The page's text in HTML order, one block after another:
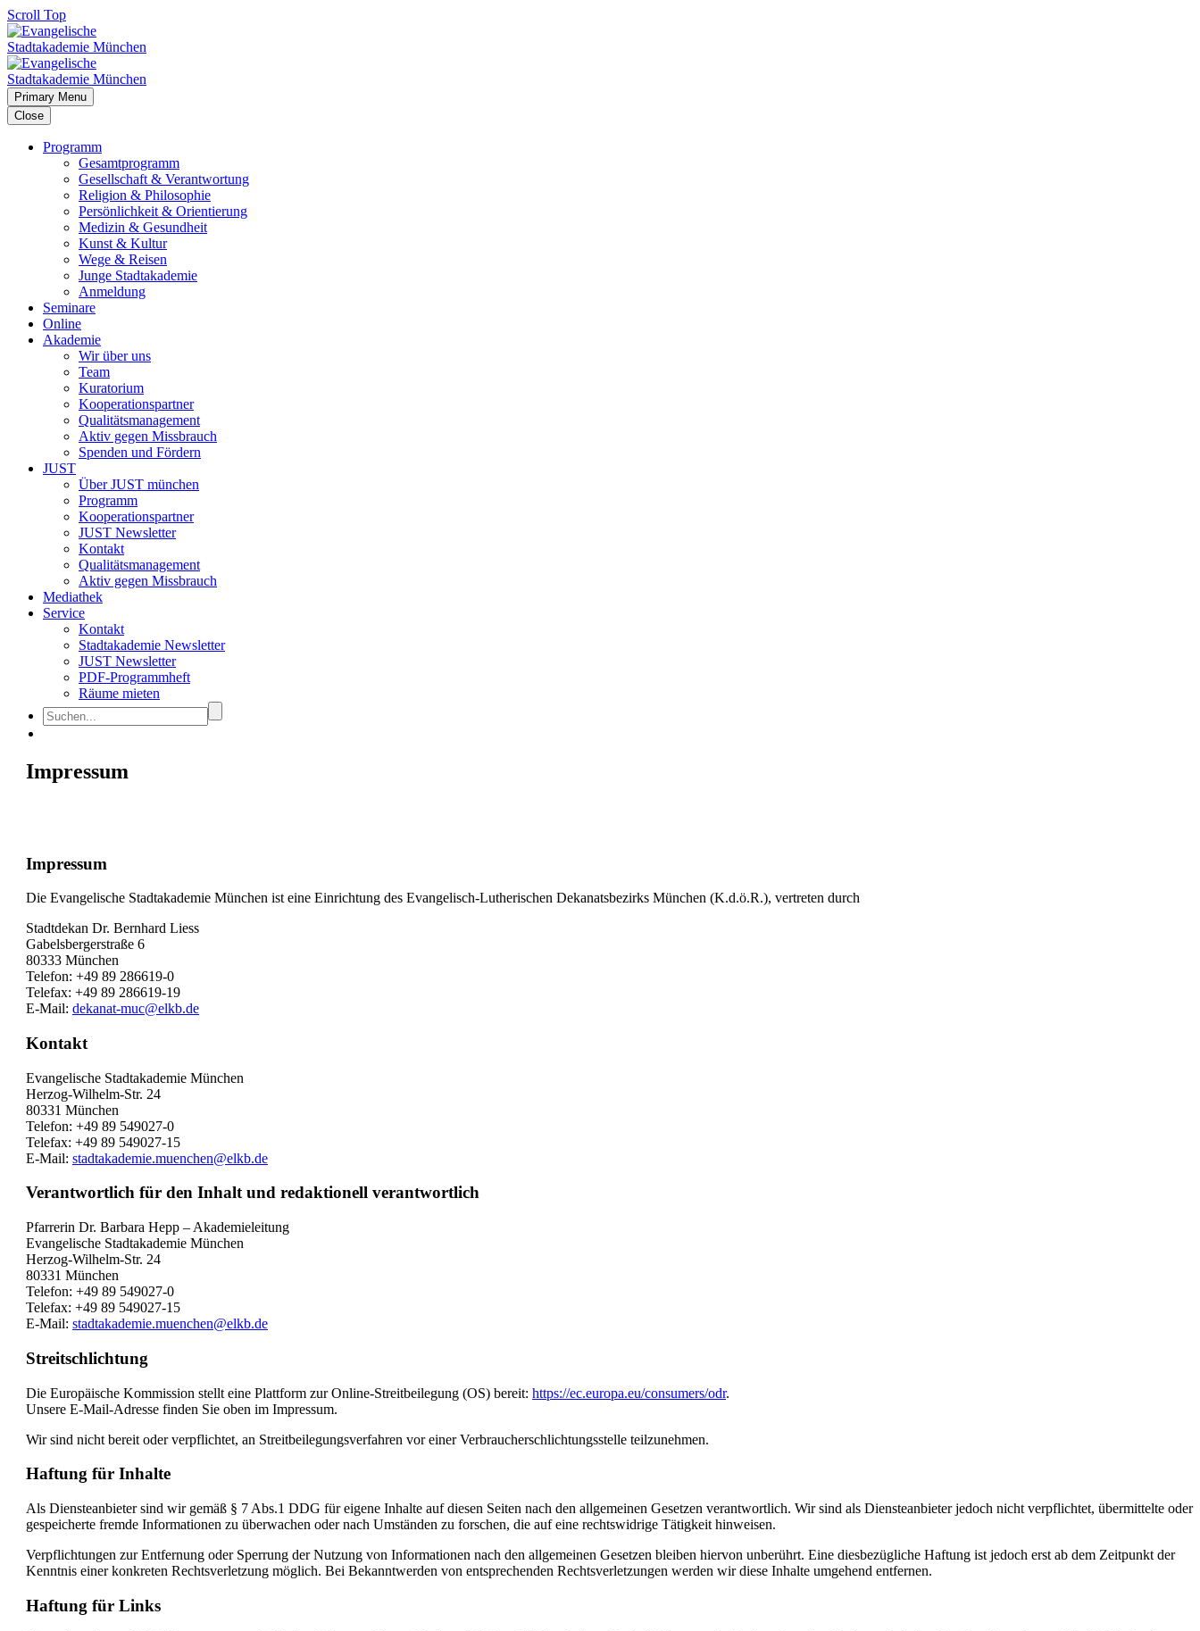
Scroll Top
Primary Menu
Close
Programm
Gesamtprogramm
Gesellschaft & Verantwortung
Religion & Philosophie
Persönlichkeit & Orientierung
Medizin & Gesundheit
Kunst & Kultur
Wege & Reisen
Junge Stadtakademie
Anmeldung
Seminare
Online
Akademie
Wir über uns
Team
Kuratorium
Kooperationspartner
Qualitätsmanagement
Aktiv gegen Missbrauch
Spenden und Fördern
JUST
Über JUST münchen
Programm
Kooperationspartner
JUST Newsletter
Kontakt
Qualitätsmanagement
Aktiv gegen Missbrauch
Mediathek
Service
Kontakt
Stadtakademie Newsletter
JUST Newsletter
PDF-Programmheft
Räume mieten
Impressum
Impressum
Die Evangelische Stadtakademie München ist eine Einrichtung des Evangelisch-Lutherischen Dekanatsbezirks München (K.d.ö.R.), vertreten durch
Stadtdekan Dr. Bernhard Liess
Gabelsbergerstraße 6
80333 München
Telefon: +49 89 286619-0
Telefax: +49 89 286619-19
E-Mail: dekanat-muc@elkb.de
Kontakt
Evangelische Stadtakademie München
Herzog-Wilhelm-Str. 24
80331 München
Telefon: +49 89 549027-0
Telefax: +49 89 549027-15
E-Mail: stadtakademie.muenchen@elkb.de
Verantwortlich für den Inhalt und redaktionell verantwortlich
Pfarrerin Dr. Barbara Hepp – Akademieleitung
Evangelische Stadtakademie München
Herzog-Wilhelm-Str. 24
80331 München
Telefon: +49 89 549027-0
Telefax: +49 89 549027-15
E-Mail: stadtakademie.muenchen@elkb.de
Streitschlichtung
Die Europäische Kommission stellt eine Plattform zur Online-Streitbeilegung (OS) bereit: https://ec.europa.eu/consumers/odr.
Unsere E-Mail-Adresse finden Sie oben im Impressum.
Wir sind nicht bereit oder verpflichtet, an Streitbeilegungsverfahren vor einer Verbraucherschlichtungsstelle teilzunehmen.
Haftung für Inhalte
Als Diensteanbieter sind wir gemäß § 7 Abs.1 DDG für eigene Inhalte auf diesen Seiten nach den allgemeinen Gesetzen verantwortlich. Wir sind als Diensteanbieter jedoch nicht verpflichtet, übermittelte oder
gespeicherte fremde Informationen zu überwachen oder nach Umständen zu forschen, die auf eine rechtswidrige Tätigkeit hinweisen.
Verpflichtungen zur Entfernung oder Sperrung der Nutzung von Informationen nach den allgemeinen Gesetzen bleiben hiervon unberührt. Eine diesbezügliche Haftung ist jedoch erst ab dem Zeitpunkt der
Kenntnis einer konkreten Rechtsverletzung möglich. Bei Bekanntwerden von entsprechenden Rechtsverletzungen werden wir diese Inhalte umgehend entfernen.
Haftung für Links